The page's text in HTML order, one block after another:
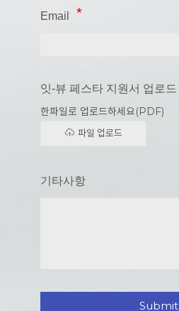
Email
잇-뷰 페스타 지원서 업로드
한파일로 업로드하세요(PDF)
파일 업로드
기타사항
Submit